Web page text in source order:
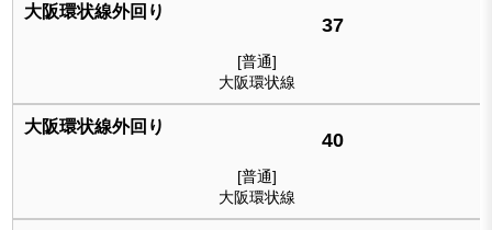
37
[普通]
大阪環状線
40
[普通]
大阪環状線